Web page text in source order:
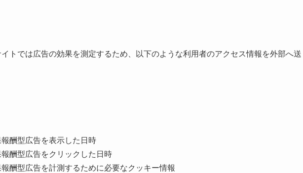
トでは広告の効果を測定するため、以下のような利用者のアクセス情報を外部へ送
酬型広告を表示した日時
酬型広告をクリックした日時
酬型広告を計測するために必要なクッキー情報